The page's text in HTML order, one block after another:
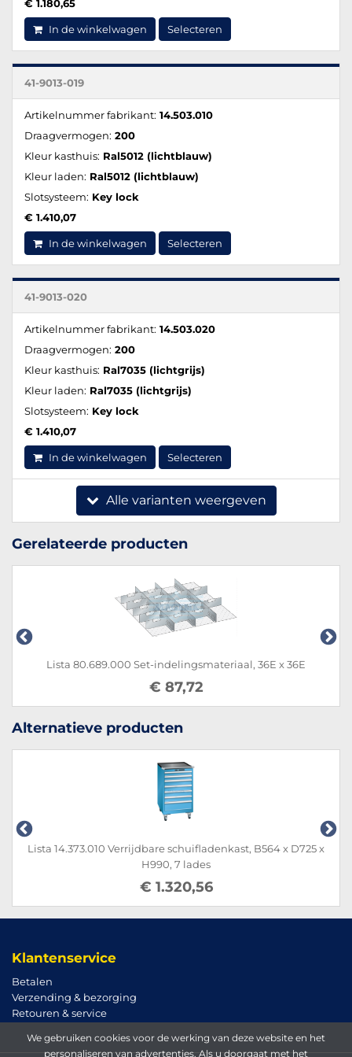
€ 1.180,65
In de winkelwagen Selecteren
41-9013-019
Artikelnummer fabrikant: 14.503.010
Draagvermogen: 200
Kleur kasthuis: Ral5012 (lichtblauw)
Kleur laden: Ral5012 (lichtblauw)
Slotsysteem: Key lock
€ 1.410,07
In de winkelwagen Selecteren
41-9013-020
Artikelnummer fabrikant: 14.503.020
Draagvermogen: 200
Kleur kasthuis: Ral7035 (lichtgrijs)
Kleur laden: Ral7035 (lichtgrijs)
Slotsysteem: Key lock
€ 1.410,07
In de winkelwagen Selecteren
Alle varianten weergeven
Gerelateerde producten
Lista 80.689.000 Set-indelingsmateriaal, 36E x 36E
€ 87,72
Alternatieve producten
Lista 14.373.010 Verrijdbare schuifladenkast, B564 x D725 x
H990, 7 lades
€ 1.320,56
Klantenservice
Betalen
Verzending & bezorging
Retouren & service
We gebruiken cookies voor de werking van deze website en het
personaliseren van advertenties. Als u doorgaat met het